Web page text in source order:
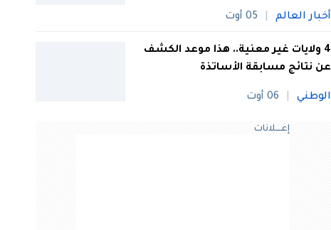
أخبار العالم 05 أوت
4 ولايات غير معنية.. هذا موعد الكشف
عن نتائج مسابقة الأساتذة
الوطني 06 أوت
إعــــلانات